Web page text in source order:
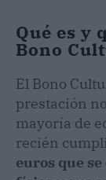
Qué es y
Bono
El Bono
prestación
mayoría de
recién
euros que